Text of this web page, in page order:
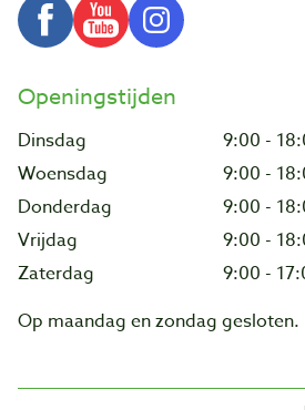
Openingstijden
Dinsdag
9:00 -
Woensdag
9:00 -
Donderdag
9:00 -
Vrijdag
9:00 -
Zaterdag
9:00 -
Op maandag en zondag gesloten.